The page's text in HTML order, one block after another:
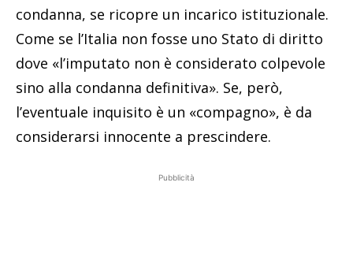
condanna, se ricopre un incarico istituzionale.
Come se l’Italia non fosse uno Stato di diritto
dove «l’imputato non è considerato colpevole
sino alla condanna definitiva». Se, però,
l’eventuale inquisito è un «compagno», è da
considerarsi innocente a prescindere.
Pubblicità